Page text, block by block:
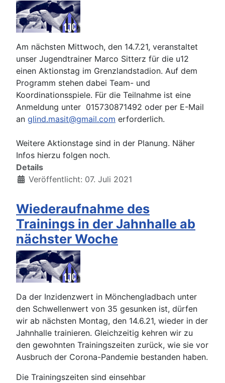
Am nächsten Mittwoch, den 14.7.21, veranstaltet
unser Jugendtrainer Marco Sitterz für die u12
einen Aktionstag im Grenzlandstadion. Auf dem
Programm stehen dabei Team- und
Koordinationsspiele. Für die Teilnahme ist eine
Anmeldung unter 015730871492 oder per E-Mail
an glind.masit@gmail.com erforderlich.
Weitere Aktionstage sind in der Planung. Näher
Infos hierzu folgen noch.
Details
Veröffentlicht: 07. Juli 2021
Wiederaufnahme des
Trainings in der Jahnhalle ab
nächster Woche
Da der Inzidenzwert in Mönchengladbach unter
den Schwellenwert von 35 gesunken ist, dürfen
wir ab nächsten Montag, den 14.6.21, wieder in der
Jahnhalle trainieren. Gleichzeitig kehren wir zu
den gewohnten Trainingszeiten zurück, wie sie vor
Ausbruch der Corona-Pandemie bestanden haben.
Die Trainingszeiten sind einsehbar